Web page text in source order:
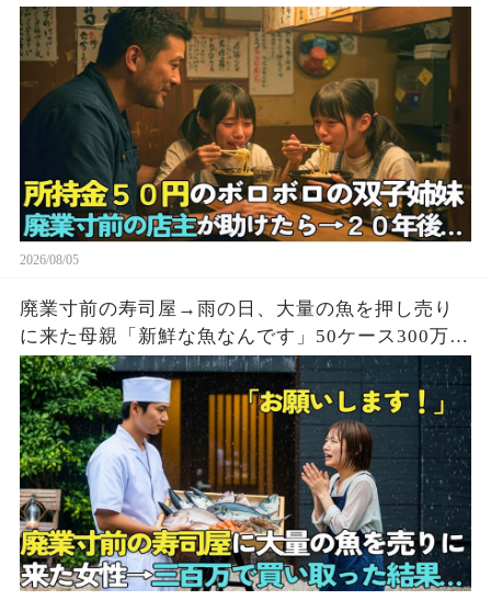
盛り2つどうぞ！」→20年後、双子「お久しぶりで
す」実はこの子達…
2026/08/05
廃業寸前の寿司屋→雨の日、大量の魚を押し売り
に来た母親「新鮮な魚なんです」50ケース300万円
で買い取った結果